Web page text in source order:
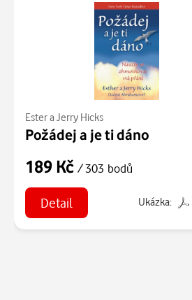
Ester a Jerry Hicks
Požádej a je ti dáno
189 Kč / 303 bodů
Detail Ukázka: